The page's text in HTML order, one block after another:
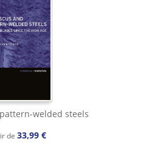
welded steels
de 33,99 €